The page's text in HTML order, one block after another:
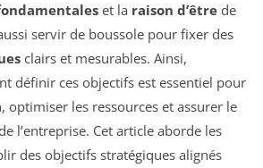
et la raison d’être de
servir de boussole pour fixer des
clairs et mesurables. Ainsi,
définir ces objectifs est essentiel pour
optimiser les ressources et assurer le
l’entreprise. Cet article aborde les
des objectifs stratégiques alignés